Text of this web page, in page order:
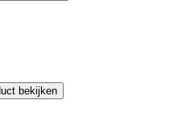
bekijken